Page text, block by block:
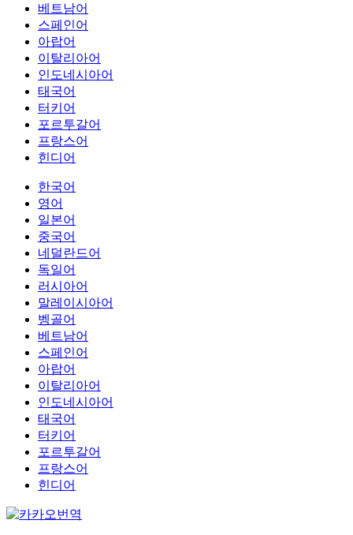
베트남어
스페인어
아랍어
이탈리아어
인도네시아어
태국어
터키어
포르투갈어
프랑스어
힌디어
한국어
영어
일본어
중국어
네덜란드어
독일어
러시아어
말레이시아어
벵골어
베트남어
스페인어
아랍어
이탈리아어
인도네시아어
태국어
터키어
포르투갈어
프랑스어
힌디어